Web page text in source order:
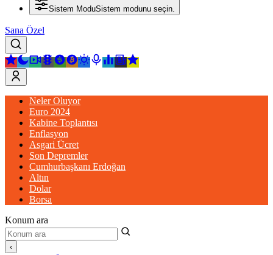
Sistem ModuSistem modunu seçin.
Sana Özel
Neler Oluyor
Euro 2024
Kabine Toplantısı
Enflasyon
Asgari Ücret
Son Depremler
Cumhurbaşkanı Erdoğan
Altın
Dolar
Borsa
Konum ara
‹